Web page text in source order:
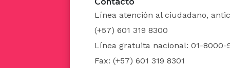
Línea atención al ciudadano,
(+57) 601 319 8300
Línea gratuita nacional: 01-8000-
Fax: (+57) 601 319 8301